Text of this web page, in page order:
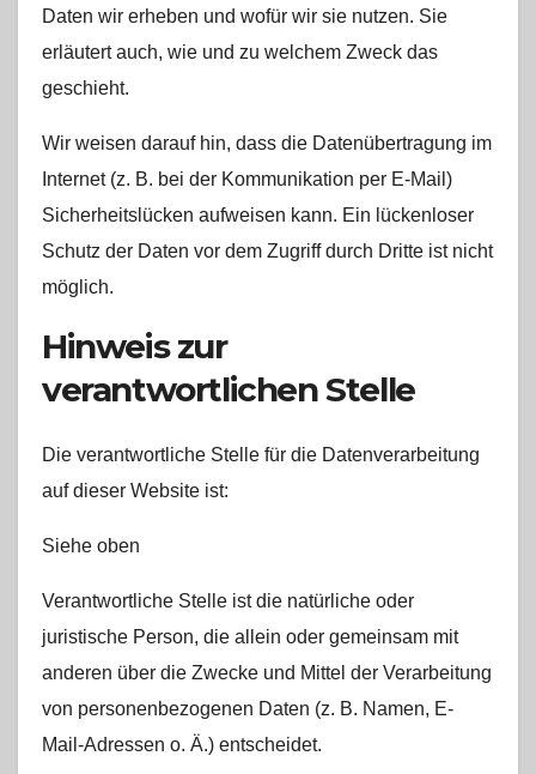
Daten wir erheben und wofür wir sie nutzen. Sie
erläutert auch, wie und zu welchem Zweck das
geschieht.
Wir weisen darauf hin, dass die Datenübertragung im
Internet (z. B. bei der Kommunikation per E-Mail)
Sicherheitslücken aufweisen kann. Ein lückenloser
Schutz der Daten vor dem Zugriff durch Dritte ist nicht
möglich.
Hinweis zur
verantwortlichen Stelle
Die verantwortliche Stelle für die Datenverarbeitung
auf dieser Website ist:
Siehe oben
Verantwortliche Stelle ist die natürliche oder
juristische Person, die allein oder gemeinsam mit
anderen über die Zwecke und Mittel der Verarbeitung
von personenbezogenen Daten (z. B. Namen, E-
Mail-Adressen o. Ä.) entscheidet.